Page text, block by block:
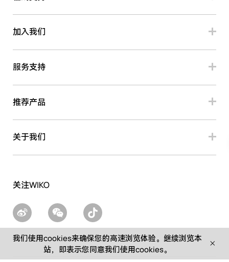
加入我们
服务支持
推荐产品
关于我们
关注WIKO
我们使用cookies来确保您的高速浏览体验。继续浏览本
站，即表示您同意我们使用cookies。